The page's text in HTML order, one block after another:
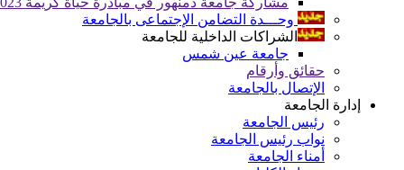
وحـــدة التضامن الإجتماعى بالجامعة
الشراكات الداخلية للجامعة
جامعة عين شمس
حقائق وأرقام
الإتصال بالجامعة
إدارة الجامعة
رئيس الجامعة
نواب رئيس الجامعة
أمناء الجامعة